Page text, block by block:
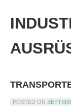
content
POSTED ON